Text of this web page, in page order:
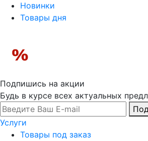
Новинки
Товары дня
Подпишись на акции
Будь в курсе всех актуальных
Услуги
Товары под заказ